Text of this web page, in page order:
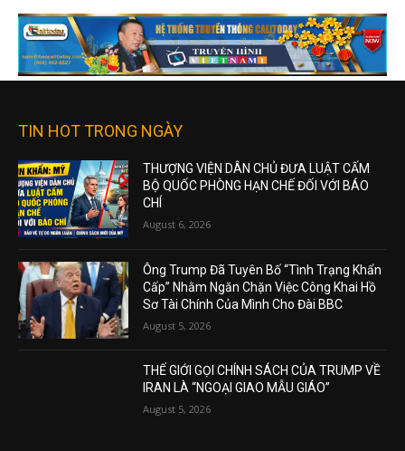
TIN HOT TRONG NGÀY
THƯỢNG VIỆN DÂN CHỦ ĐƯA LUẬT CẤM
BỘ QUỐC PHÒNG HẠN CHẾ ĐỐI VỚI BÁO
CHÍ
August 6, 2026
Ông Trump Đã Tuyên Bố “Tình Trạng Khẩn
Cấp” Nhằm Ngăn Chặn Việc Công Khai Hồ
Sơ Tài Chính Của Mình Cho Đài BBC
August 5, 2026
THẾ GIỚI GỌI CHÍNH SÁCH CỦA TRUMP VỀ
IRAN LÀ “NGOẠI GIAO MẪU GIÁO”
August 5, 2026